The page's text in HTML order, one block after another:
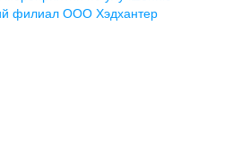
филиал ООО Хэдхантер